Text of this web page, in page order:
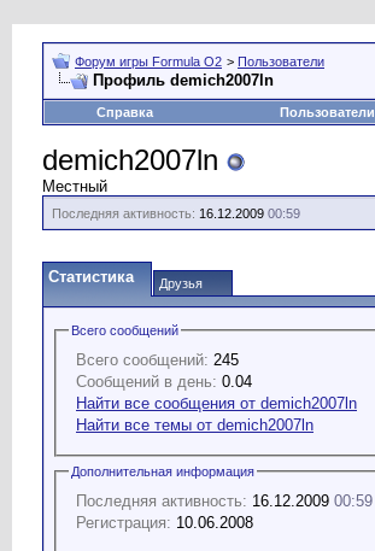
Форум игры Formula O2 > Пользователи
Профиль demich2007ln
Справка Пользователи
demich2007ln
Местный
Последняя активность: 16.12.2009 00:59
Статистика Друзья
Всего сообщений
Всего сообщений: 245
Сообщений в день: 0.04
Найти все сообщения от demich2007ln
Найти все темы от demich2007ln
Дополнительная информация
Последняя активность: 16.12.2009 00:59
Регистрация: 10.06.2008